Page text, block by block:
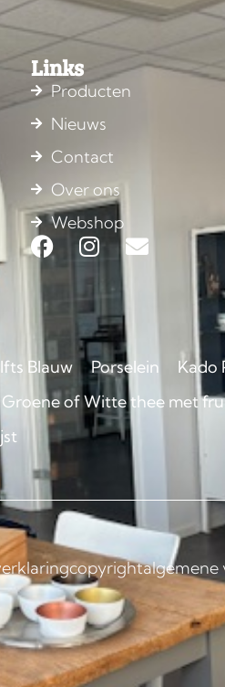
Links
Producten
Nieuws
Contact
Over ons
Webshop
Blauw Porselein
Kado
Groene of Witte thee met
copyrightalgemene